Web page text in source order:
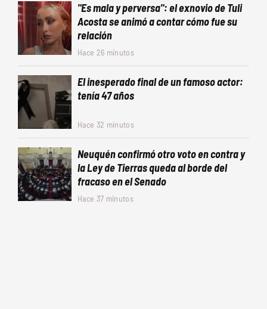
"Es mala y perversa": el exnovio de Tuli
Acosta se animó a contar cómo fue su
relación
Hace 26 minutos
El inesperado final de un famoso actor:
tenía 47 años
Hace 32 minutos
Neuquén confirmó otro voto en contra y
la Ley de Tierras queda al borde del
fracaso en el Senado
Hace 37 minutos